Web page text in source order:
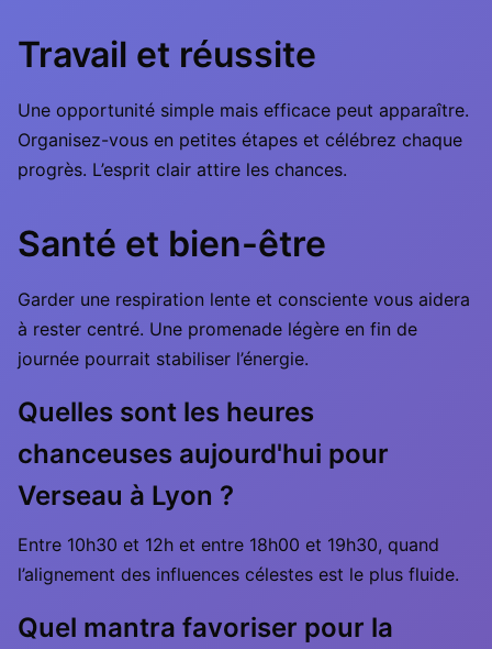
Travail et réussite
Une opportunité simple mais efficace peut apparaître.
Organisez-vous en petites étapes et célébrez chaque
progrès. L’esprit clair attire les chances.
Santé et bien-être
Garder une respiration lente et consciente vous aidera
à rester centré. Une promenade légère en fin de
journée pourrait stabiliser l’énergie.
Quelles sont les heures
chanceuses aujourd'hui pour
Verseau à Lyon ?
Entre 10h30 et 12h et entre 18h00 et 19h30, quand
l’alignement des influences célestes est le plus fluide.
Quel mantra favoriser pour la